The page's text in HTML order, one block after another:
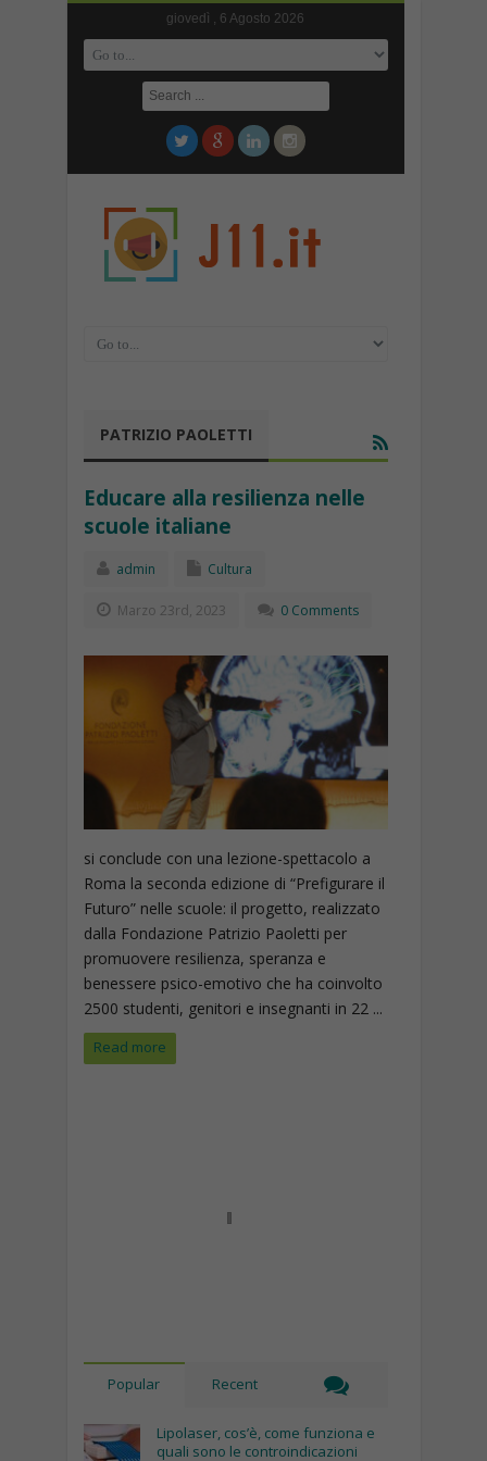
giovedì , 6 Agosto 2026
PATRIZIO PAOLETTI
Educare alla resilienza nelle
scuole italiane
admin Cultura
Marzo 23rd, 2023 0 Comments
si conclude con una lezione-spettacolo a
Roma la seconda edizione di “Prefigurare il
Futuro” nelle scuole: il progetto, realizzato
dalla Fondazione Patrizio Paoletti per
promuovere resilienza, speranza e
benessere psico-emotivo che ha coinvolto
2500 studenti, genitori e insegnanti in 22 ...
Read more
Popular Recent
Lipolaser, cos’è, come funziona e
quali sono le controindicazioni